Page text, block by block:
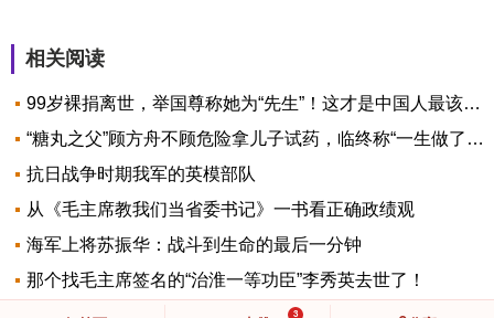
相关阅读
99岁裸捐离世，举国尊称她为“先生”！这才是中国人最该追的星
“糖丸之父”顾方舟不顾危险拿儿子试药，临终称“一生做了一件事，值得！”
抗日战争时期我军的英模部队
从《毛主席教我们当省委书记》一书看正确政绩观
海军上将苏振华：战斗到生命的最后一分钟
那个找毛主席签名的“治淮一等功臣”李秀英去世了！
3